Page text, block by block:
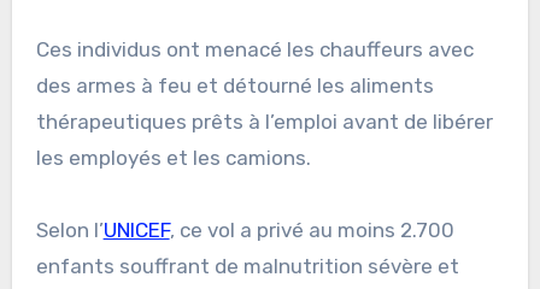
Ces individus ont menacé les chauffeurs avec
des armes à feu et détourné les aliments
thérapeutiques prêts à l’emploi avant de libérer
les employés et les camions.
Selon l’UNICEF, ce vol a privé au moins 2.700
enfants souffrant de malnutrition sévère et